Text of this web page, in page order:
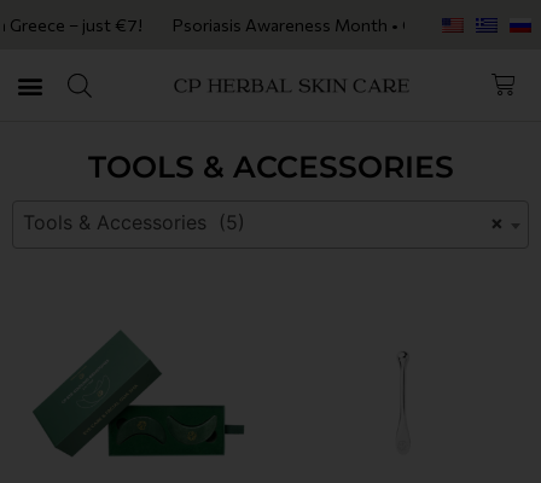
– just €7! Psoriasis Awareness Month • Get 20% OFF with
TOOLS & ACCESSORIES
×
Tools & Accessories (5)